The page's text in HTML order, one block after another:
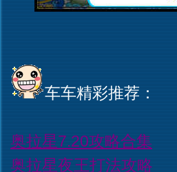
车车精彩推荐：
奥拉星7.20攻略合集
奥拉星夜王打法攻略